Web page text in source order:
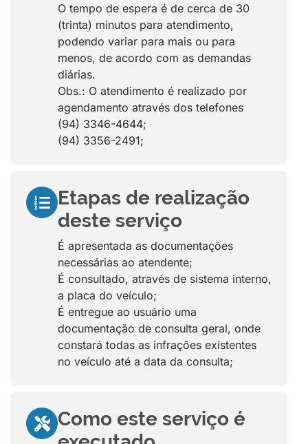
O tempo de espera é de cerca de 30
(trinta) minutos para atendimento,
podendo variar para mais ou para
menos, de acordo com as demandas
diárias.
Obs.: O atendimento é realizado por
agendamento através dos telefones
(94) 3346-4644;
(94) 3356-2491;
Etapas de realização
deste serviço
É apresentada as documentações
necessárias ao atendente;
É consultado, através de sistema interno,
a placa do veículo;
É entregue ao usuário uma
documentação de consulta geral, onde
constará todas as infrações existentes
no veículo até a data da consulta;
Como este serviço é